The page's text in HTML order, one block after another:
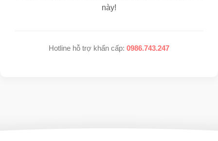
này!
Hotline hỗ trợ khẩn cấp: 0986.743.247